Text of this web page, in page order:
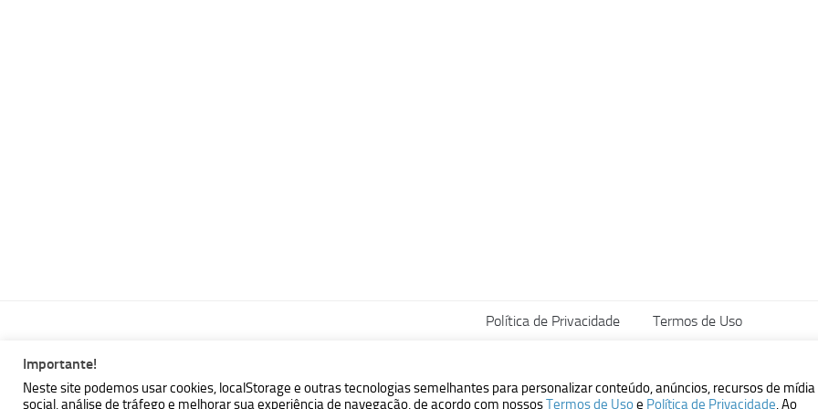
Política de Privacidade Termos de Uso
MBallem | Programando com Java © 2026. Todos Direitos Reservados.
Powered by - Designed with theHueman theme
Importante!
Neste site podemos usar cookies, localStorage e outras tecnologias semelhantes para personalizar conteúdo, anúncios, recursos de mídia
social, análise de tráfego e melhorar sua experiência de navegação, de acordo com nossosTermos de Usoe Política de Privacidade. Ao